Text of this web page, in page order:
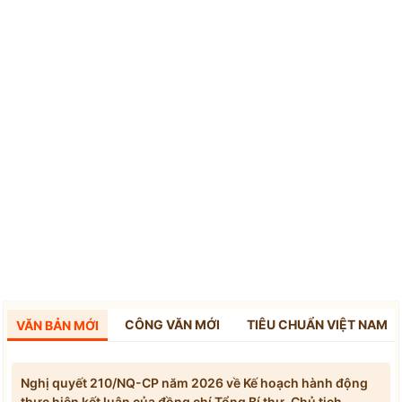
VĂN BẢN MỚI CÔNG VĂN MỚI TIÊU CHUẨN VIỆT NAM
Nghị quyết 210/NQ-CP năm 2026 về Kế hoạch hành động